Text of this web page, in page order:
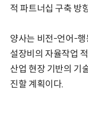
적 파트너십 구축 방
양사는 비전-언어-행
설장비의 자율작업
산업 현장 기반의 기
진할 계획이다.